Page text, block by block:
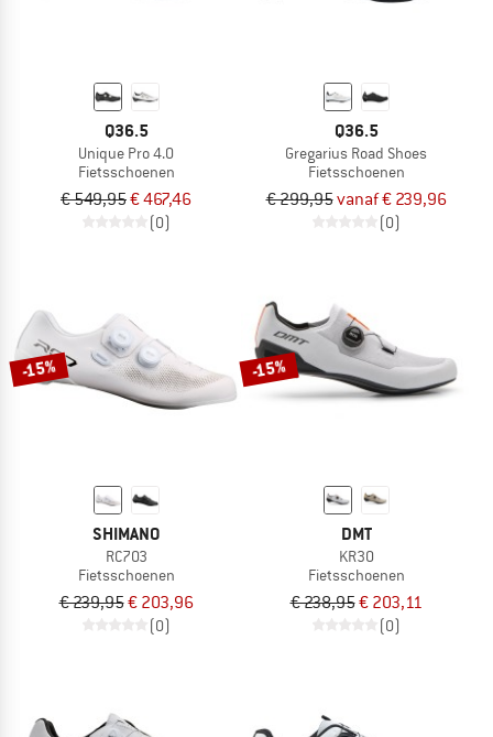
Q36.5
Unique Pro 4.0
Fietsschoenen
€ 549,95€ 467,46
(0)
Q36.5
Gregarius Road Shoes
Fietsschoenen
€ 299,95vanaf € 239,96
(0)
-15%
SHIMANO
RC703
Fietsschoenen
€ 239,95€ 203,96
(0)
-15%
DMT
KR30
Fietsschoenen
€ 238,95€ 203,11
(0)